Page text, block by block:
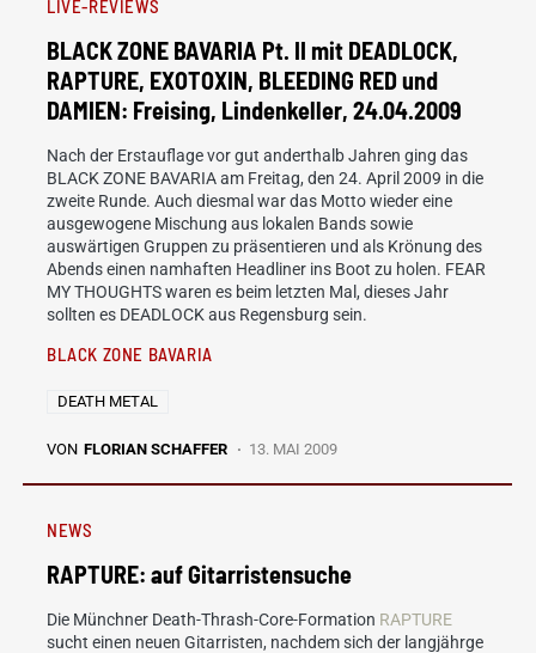
LIVE-REVIEWS
BLACK ZONE BAVARIA Pt. II mit DEADLOCK,
RAPTURE, EXOTOXIN, BLEEDING RED und
DAMIEN: Freising, Lindenkeller, 24.04.2009
Nach der Erstauflage vor gut anderthalb Jahren ging das
BLACK ZONE BAVARIA am Freitag, den 24. April 2009 in die
zweite Runde. Auch diesmal war das Motto wieder eine
ausgewogene Mischung aus lokalen Bands sowie
auswärtigen Gruppen zu präsentieren und als Krönung des
Abends einen namhaften Headliner ins Boot zu holen. FEAR
MY THOUGHTS waren es beim letzten Mal, dieses Jahr
sollten es DEADLOCK aus Regensburg sein.
BLACK ZONE BAVARIA
DEATH METAL
VON FLORIAN SCHAFFER 13. MAI 2009
NEWS
RAPTURE: auf Gitarristensuche
Die Münchner Death-Thrash-Core-Formation RAPTURE
sucht einen neuen Gitarristen, nachdem sich der langjährge